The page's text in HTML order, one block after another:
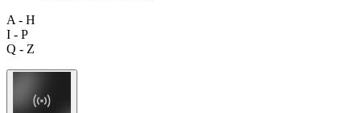
A - H
I - P
Q - Z